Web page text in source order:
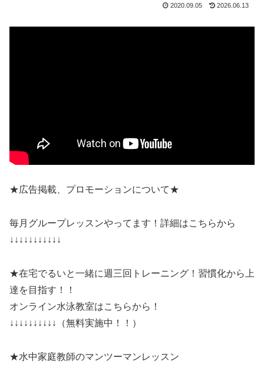
2020.09.05 2026.06.13
★広告掲載、プロモーションについて★
毎月グループレッスンやってます！詳細はこちらから
↓↓↓↓↓↓↓↓↓↓↓
★在宅でるいと一緒に週三回トレーニング！習慣化から上
達を目指す！！
オンライン水泳教室はこちらから！
↓↓↓↓↓↓↓↓↓↓（無料実施中！！）
★水中家庭教師のマンツーマンレッスン